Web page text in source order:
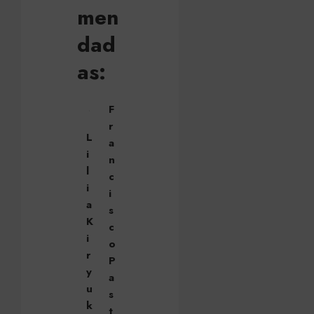
men
dad
as:
L
i
l
i
a
K
i
r
y
u
k
F
r
a
n
c
i
s
c
o
P
a
s